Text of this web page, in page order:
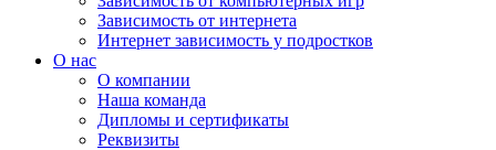
Зависимость от интернета
Интернет зависимость у подростков
О нас
О компании
Наша команда
Дипломы и сертификаты
Реквизиты